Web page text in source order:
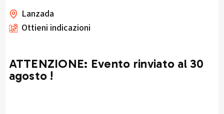
Lanzada
Ottieni indicazioni
ATTENZIONE: Evento rinviato al 30
agosto !